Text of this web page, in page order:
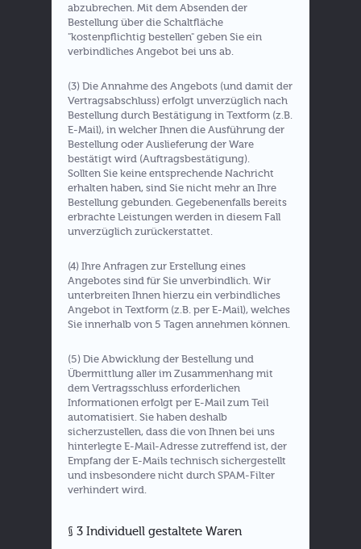
abzubrechen. Mit dem Absenden der
Bestellung über die Schaltfläche
"kostenpflichtig bestellen" geben Sie ein
verbindliches Angebot bei uns ab.
(3) Die Annahme des Angebots (und damit der
Vertragsabschluss) erfolgt unverzüglich nach
Bestellung durch Bestätigung in Textform (z.B.
E-Mail), in welcher Ihnen die Ausführung der
Bestellung oder Auslieferung der Ware
bestätigt wird (Auftragsbestätigung).
Sollten Sie keine entsprechende Nachricht
erhalten haben, sind Sie nicht mehr an Ihre
Bestellung gebunden. Gegebenenfalls bereits
erbrachte Leistungen werden in diesem Fall
unverzüglich zurückerstattet.
(4) Ihre Anfragen zur Erstellung eines
Angebotes sind für Sie unverbindlich. Wir
unterbreiten Ihnen hierzu ein verbindliches
Angebot in Textform (z.B. per E-Mail), welches
Sie innerhalb von 5 Tagen annehmen können.
(5) Die Abwicklung der Bestellung und
Übermittlung aller im Zusammenhang mit
dem Vertragsschluss erforderlichen
Informationen erfolgt per E-Mail zum Teil
automatisiert. Sie haben deshalb
sicherzustellen, dass die von Ihnen bei uns
hinterlegte E-Mail-Adresse zutreffend ist, der
Empfang der E-Mails technisch sichergestellt
und insbesondere nicht durch SPAM-Filter
verhindert wird.
§ 3 Individuell gestaltete Waren